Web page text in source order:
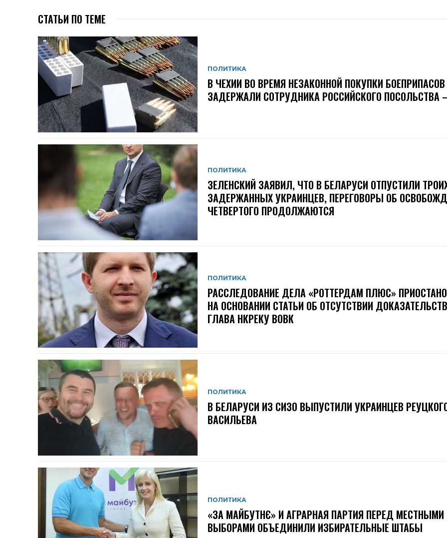
СТАТЬИ ПО ТЕМЕ
ПОЛИТИКА
В ЧЕХИИ ВО ВРЕМЯ НЕЗАКОННОЙ ПОКУПКИ БОЕПРИПАСОВ
ЗАДЕРЖАЛИ СОТРУДНИКА РОССИЙСКОГО ПОСОЛЬСТВА
ПОЛИТИКА
ЗЕЛЕНСКИЙ ЗАЯВИЛ, ЧТО В БЕЛАРУСИ ОТПУСТИЛИ
ЗАДЕРЖАННЫХ УКРАИНЦЕВ, ПЕРЕГОВОРЫ ОБ
ЧЕТВЕРТОГО ПРОДОЛЖАЮТСЯ
ПОЛИТИКА
РАССЛЕДОВАНИЕ ДЕЛА «РОТТЕРДАМ ПЛЮС»
НА ОСНОВАНИИ СТАТЬИ ОБ ОТСУТСТВИИ
ГЛАВА НКРЕКУ ВОВК
ПОЛИТИКА
В БЕЛАРУСИ ИЗ СИЗО ВЫПУСТИЛИ УКРАИНЦЕВ
ВАСИЛЬЕВА
ПОЛИТИКА
«ЗА МАЙБУТНЄ» И АГРАРНАЯ ПАРТИЯ ПЕРЕД МЕСТНЫМИ
ВЫБОРАМИ ОБЪЕДИНИЛИ ИЗБИРАТЕЛЬНЫЕ ШТАБЫ